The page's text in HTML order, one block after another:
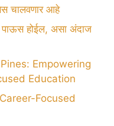
चालवणार आहे
पाऊस होईल, असा अंदाज
Empowering
Education
Focused